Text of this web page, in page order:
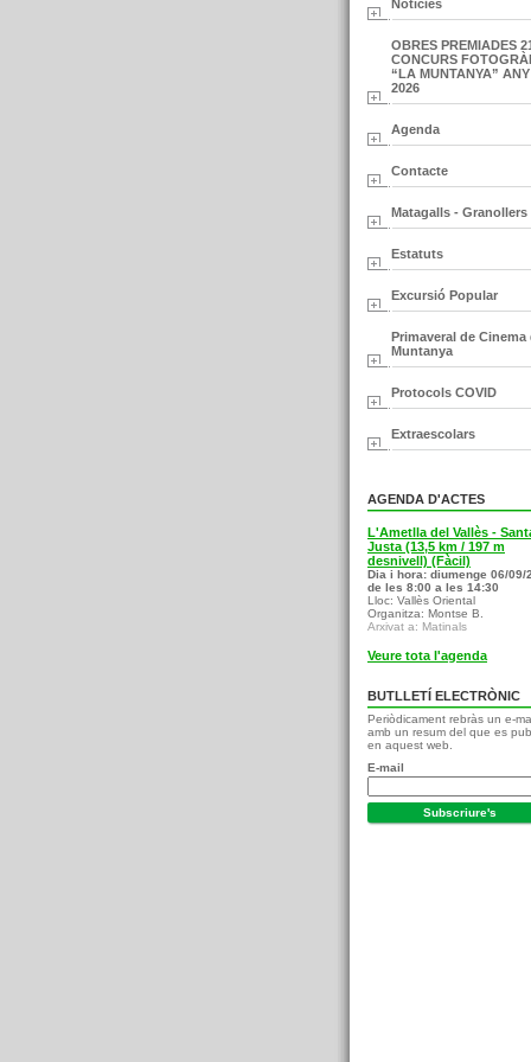
Notícies
OBRES PREMIADES
CONCURS
“LA MUNTANYA” ANY
2026
Agenda
Contacte
Matagalls - Granollers
Estatuts
Excursió Popular
Primaveral de Cinema
Muntanya
Protocols COVID
Extraescolars
AGENDA D'ACTES
L'Ametlla del Vallès -
Justa (13,5 km / 197 m
desnivell) (Fàcil)
Dia i hora: diumenge 06/09/
de les 8:00 a les 14:30
Lloc: Vallès Oriental
Organitza: Montse B.
Arxivat a: Matinals
Veure tota l'agenda
BUTLLETÍ ELECTRÒNIC
Periòdicament rebràs un e-
amb un resum del que es
en aquest web.
E-mail